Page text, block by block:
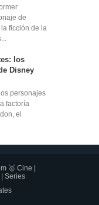
de
ficción de la
los
Disney
personajes
factoría
el
🥇 Cine |
Series